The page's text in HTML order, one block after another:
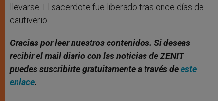
llevarse. El sacerdote fue liberado tras once días de
cautiverio.
Gracias por leer nuestros contenidos. Si deseas
recibir el mail diario con las noticias de ZENIT
puedes suscribirte gratuitamente a través deeste
enlace.